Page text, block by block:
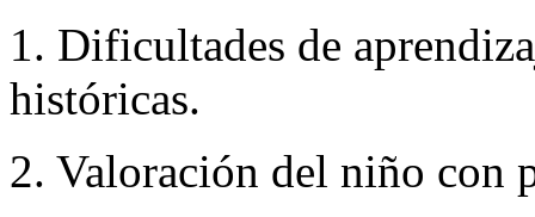
1. Dificultades de
históricas.
2. Valoración del niño con